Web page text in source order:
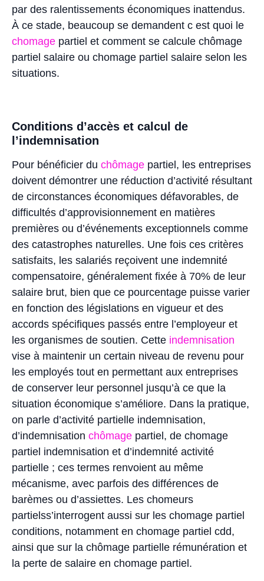
par des ralentissements économiques inattendus.
À ce stade, beaucoup se demandent c est quoi le
chomage partiel et comment se calcule chômage
partiel salaire ou chomage partiel salaire selon les
situations.
Conditions d’accès et calcul de
l’indemnisation
Pour bénéficier du chômage partiel, les entreprises
doivent démontrer une réduction d’activité résultant
de circonstances économiques défavorables, de
difficultés d’approvisionnement en matières
premières ou d’événements exceptionnels comme
des catastrophes naturelles. Une fois ces critères
satisfaits, les salariés reçoivent une indemnité
compensatoire, généralement fixée à 70% de leur
salaire brut, bien que ce pourcentage puisse varier
en fonction des législations en vigueur et des
accords spécifiques passés entre l’employeur et
les organismes de soutien. Cette indemnisation
vise à maintenir un certain niveau de revenu pour
les employés tout en permettant aux entreprises
de conserver leur personnel jusqu’à ce que la
situation économique s’améliore. Dans la pratique,
on parle d’activité partielle indemnisation,
d’indemnisation chômage partiel, de chomage
partiel indemnisation et d’indemnité activité
partielle ; ces termes renvoient au même
mécanisme, avec parfois des différences de
barèmes ou d’assiettes. Les chomeurs
partielss’interrogent aussi sur les chomage partiel
conditions, notamment en chomage partiel cdd,
ainsi que sur la chômage partielle rémunération et
la perte de salaire en chomage partiel.